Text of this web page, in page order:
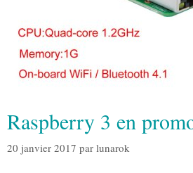
Raspberry 3 en
20 janvier 2017 par lunarok